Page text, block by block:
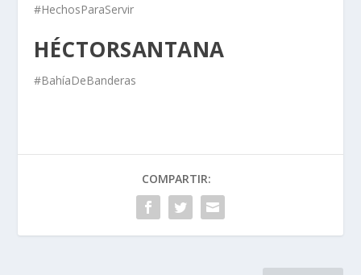
#HechosParaServir
HÉCTORSANTANA
#BahíaDeBanderas
COMPARTIR: